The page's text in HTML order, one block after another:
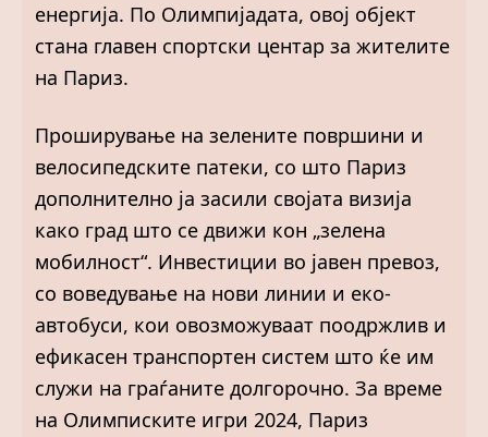
енергија. По Олимпијадата, овој објект
стана главен спортски центар за жителите
на Париз.
Проширување на зелените површини и
велосипедските патеки, со што Париз
дополнително ја засили својата визија
како град што се движи кон „зелена
мобилност“. Инвестиции во јавен превоз,
со воведување на нови линии и еко-
автобуси, кои овозможуваат поодржлив и
ефикасен транспортен систем што ќе им
служи на граѓаните долгорочно. За време
на Олимписките игри 2024, Париз